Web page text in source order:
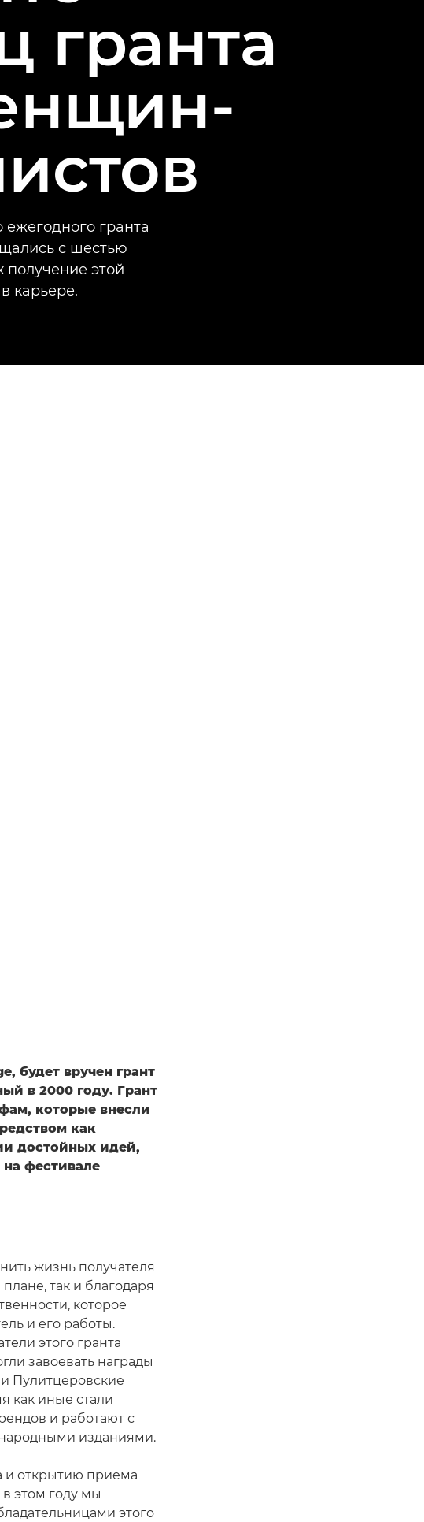
гранта
гранта
с шестью
этой
карьере.
будет вручен грант
в 2000 году. Грант
которые внесли
как
достойных идей,
фестивале
жизнь получателя
так и благодаря
которое
и его работы.
этого гранта
завоевать награды
Пулитцеровские
как иные стали
и работают с
изданиями.
и открытию приема
в этом году мы
этого